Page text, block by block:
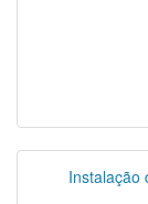
Instalação